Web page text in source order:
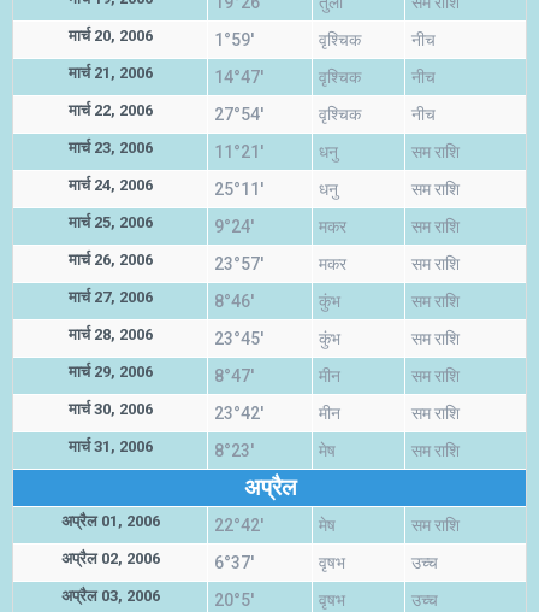
मार्च 20, 2006 1°59' वृश्चिक नीच
मार्च 21, 2006 14°47' वृश्चिक नीच
मार्च 22, 2006 27°54' वृश्चिक नीच
मार्च 23, 2006 11°21' धनु सम राशि
मार्च 24, 2006 25°11' धनु सम राशि
मार्च 25, 2006 9°24' मकर सम राशि
मार्च 26, 2006 23°57' मकर सम राशि
मार्च 27, 2006 8°46' कुंभ सम राशि
मार्च 28, 2006 23°45' कुंभ सम राशि
मार्च 29, 2006 8°47' मीन सम राशि
मार्च 30, 2006 23°42' मीन सम राशि
मार्च 31, 2006 8°23' मेष सम राशि
अप्रैल
अप्रैल 01, 2006 22°42' मेष सम राशि
अप्रैल 02, 2006 6°37' वृषभ उच्च
अप्रैल 03, 2006 20°5' वृषभ उच्च